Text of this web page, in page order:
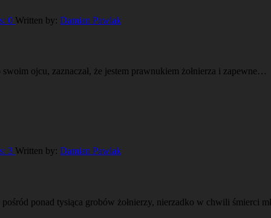
0 Written by: Damian Pawlak
ojcu, zaznaczał, że jestem prawnukiem żołnierza i zapewne…
3 Written by: Damian Pawlak
ponad tysiąca grobów żołnierzy, nierzadko w chwili śmierci